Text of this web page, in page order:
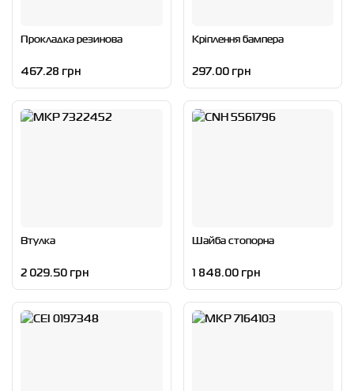
Прокладка резинова
467.28 грн
Кріплення бампера
297.00 грн
Втулка
2 029.50 грн
Шайба стопорна
1 848.00 грн